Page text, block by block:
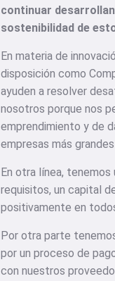
continuar
sostenibilidad de
En materia de
disposición como
ayuden a resolver
nosotros porque nos
emprendimiento y de
empresas más
En otra línea,
requisitos, un capital
positivamente en
Por otra parte
por un proceso de
con nuestros